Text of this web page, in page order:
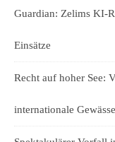
Guardian: Zelims KI-
Einsätze
Recht auf hoher See:
internationale